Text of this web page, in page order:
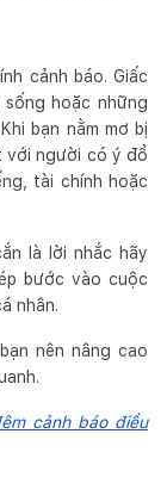
cảnh báo. Giấc
hoặc những
bạn nằm mơ bị
với người có ý đồ
tài chính hoặc
là lời nhắc hãy
bước vào cuộc
nhân.
nên nâng cao
cảnh báo điều